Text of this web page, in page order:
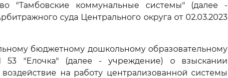
"Тамбовские коммунальные системы" (далее -
суда Центрального округа от 02.03.2023
бюджетному дошкольному образовательному
"Елочка" (далее - учреждение) о взыскании
на работу централизованной системы